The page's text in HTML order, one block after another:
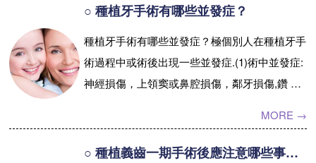
○ 種植牙手術有哪些並發症？
種植牙手術有哪些並發症？極個別人在種植牙手
術過程中或術後出現一些並發症.(1)術中並發症:
神經損傷，上領窦或鼻腔損傷，鄰牙損傷,鑽 折
MORE →
○ 種植義齒一期手術後應注意哪些事項？